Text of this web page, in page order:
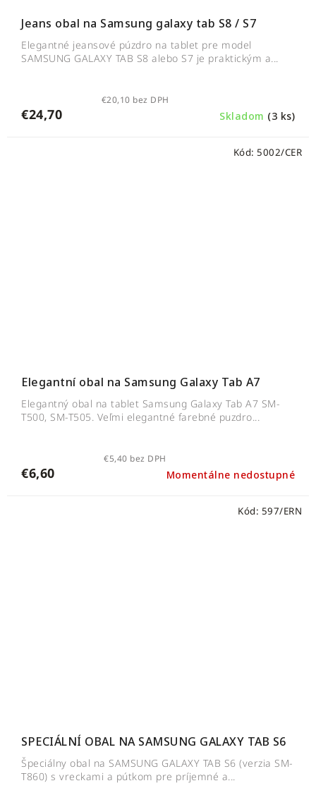
Jeans obal na Samsung galaxy tab S8 / S7
Skladom (3 ks)
€20,10 bez DPH
€24,70
Elegantné jeansové púzdro na tablet pre model
SAMSUNG GALAXY TAB S8 alebo S7 je praktickým a...
Elegantní obal na Samsung Galaxy Tab A7
Momentálne nedostupné
€5,40 bez DPH
€6,60
Elegantný obal na tablet Samsung Galaxy Tab A7 SM-
T500, SM-T505. Veľmi elegantné farebné puzdro...
Kód: 5002/CER
SPECIÁLNÍ OBAL NA SAMSUNG GALAXY TAB S6
Špeciálny obal na SAMSUNG GALAXY TAB S6 (verzia SM-
T860) s vreckami a pútkom pre príjemné a...
Kód: 597/ERN